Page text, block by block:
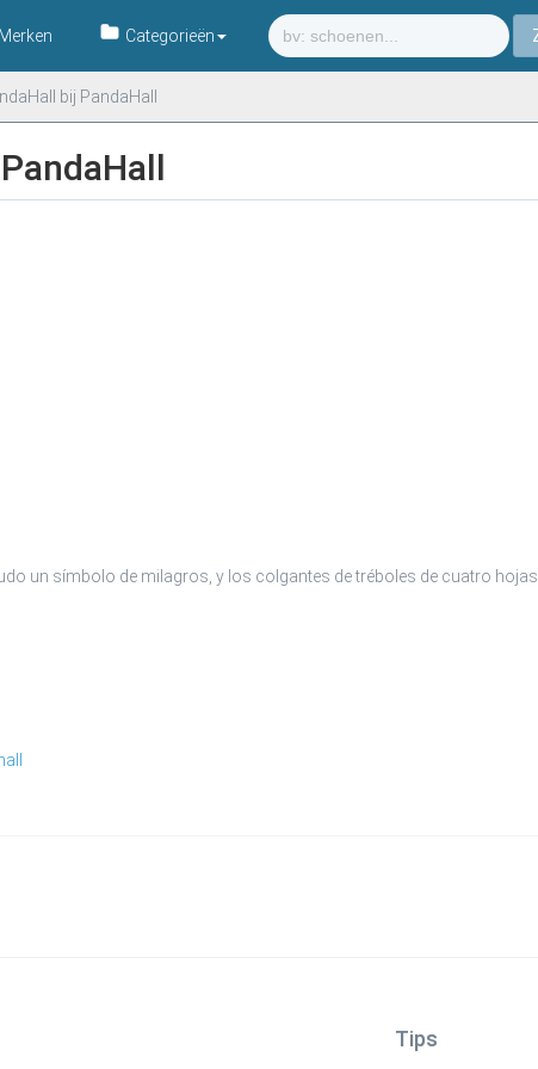
Merken Categorieën
bij PandaHall
un símbolo de milagros, y los colgantes de tréboles de cuatro hojas
Tips